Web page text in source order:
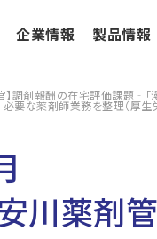
企業情報 製品情報
】調剤報酬の在宅評価課題‐「
要な薬剤師業務を整理（厚生
安川薬